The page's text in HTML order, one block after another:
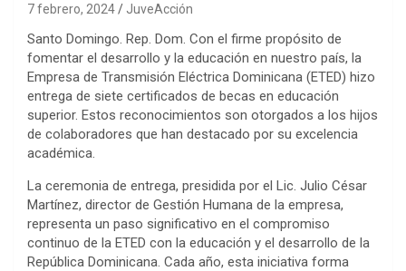
7 febrero, 2024 JuveAcción
Santo Domingo. Rep. Dom. Con el firme propósito de
fomentar el desarrollo y la educación en nuestro país, la
Empresa de Transmisión Eléctrica Dominicana (ETED) hizo
entrega de siete certificados de becas en educación
superior. Estos reconocimientos son otorgados a los hijos
de colaboradores que han destacado por su excelencia
académica.
La ceremonia de entrega, presidida por el Lic. Julio César
Martínez, director de Gestión Humana de la empresa,
representa un paso significativo en el compromiso
continuo de la ETED con la educación y el desarrollo de la
República Dominicana. Cada año, esta iniciativa forma